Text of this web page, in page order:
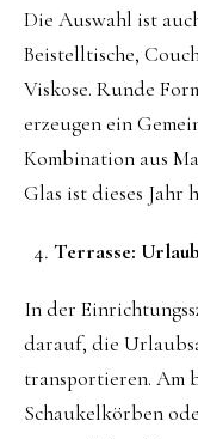
Die Auswahl ist
Beistelltische,
Viskose. Runde
erzeugen ein
Kombination aus
Glas ist dieses Jahr
Terrasse:
In der
darauf, die
transportieren. Am
Schaukelkörben